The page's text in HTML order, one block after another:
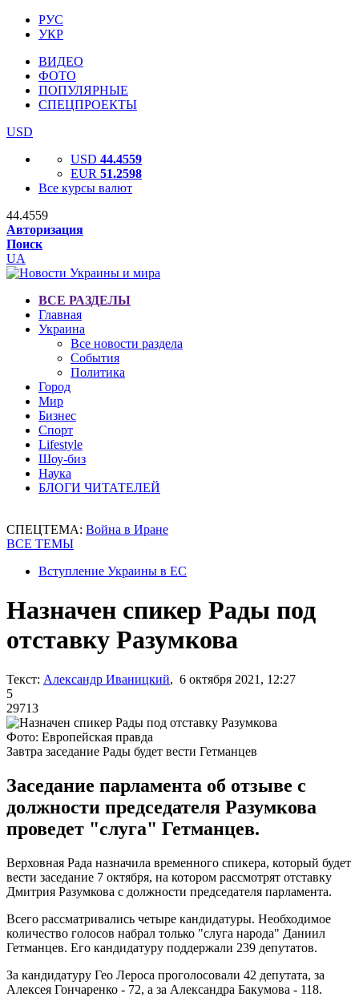
РУС
УКР
ВИДЕО
ФОТО
ПОПУЛЯРНЫЕ
СПЕЦПРОЕКТЫ
USD
USD 44.4559
EUR 51.2598
Все курсы валют
44.4559
Авторизация
Поиск
UA
ВСЕ РАЗДЕЛЫ
Главная
Украина
Все новости раздела
События
Политика
Город
Мир
Бизнес
Спорт
Lifestyle
Шоу-биз
Наука
БЛОГИ ЧИТАТЕЛЕЙ
СПЕЦТЕМА: Война в Иране
ВСЕ ТЕМЫ
Вступление Украины в ЕС
Назначен спикер Рады под
отставку Разумкова
Текст: Александр Иваницкий, 6 октября 2021, 12:27
5
29713
Фото: Европейская правда
Завтра заседание Рады будет вести Гетманцев
Заседание парламента об отзыве с
должности председателя Разумкова
проведет "слуга" Гетманцев.
Верховная Рада назначила временного спикера, который будет
вести заседание 7 октября, на котором рассмотрят отставку
Дмитрия Разумкова с должности председателя парламента.
Всего рассматривались четыре кандидатуры. Необходимое
количество голосов набрал только "слуга народа" Даниил
Гетманцев. Его кандидатуру поддержали 239 депутатов.
За кандидатуру Гео Лероса проголосовали 42 депутата, за
Алексея Гончаренко - 72, а за Александра Бакумова - 118.